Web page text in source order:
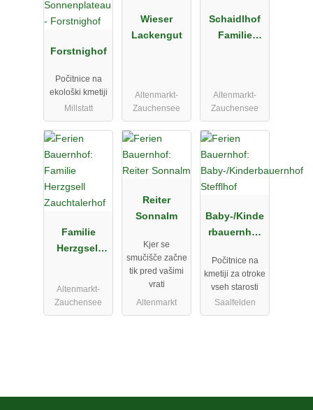
Forstnighof
Počitnice na
ekološki kmetiji
Millstatt
Wieser
Lackengut
Altenmarkt-
Zauchensee
Schaidlhof
Familie
Altenmarkt-
Zauchensee
Familie
Herzgsell
Altenmarkt-
Zauchensee
Reiter
Sonnalm
Kjer se
smučišče začne
tik pred vašimi
vrati
Altenmarkt
Baby-/Kinde
rbauernhof
Počitnice na
kmetiji za otroke
vseh starosti
Saalfelden